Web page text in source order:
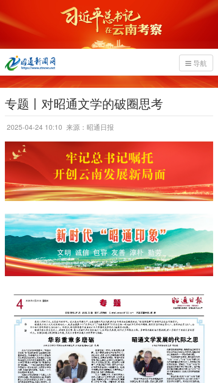
导航
专题丨对昭通文学的破圈思考
2025-04-24 10:10 来源：昭通日报